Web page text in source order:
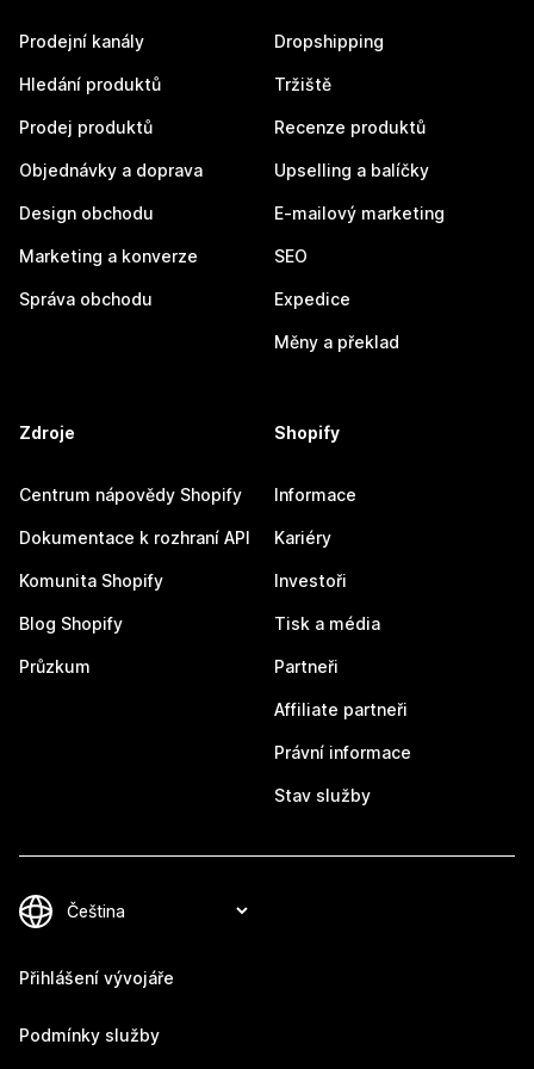
Prodejní kanály
Hledání produktů
Prodej produktů
Objednávky a doprava
Design obchodu
Marketing a konverze
Správa obchodu
Dropshipping
Tržiště
Recenze produktů
Upselling a balíčky
E-mailový marketing
SEO
Expedice
Měny a překlad
Zdroje
Centrum nápovědy Shopify
Dokumentace k rozhraní API
Komunita Shopify
Blog Shopify
Průzkum
Shopify
Informace
Kariéry
Investoři
Tisk a média
Partneři
Affiliate partneři
Právní informace
Stav služby
Přihlášení vývojáře
Podmínky služby